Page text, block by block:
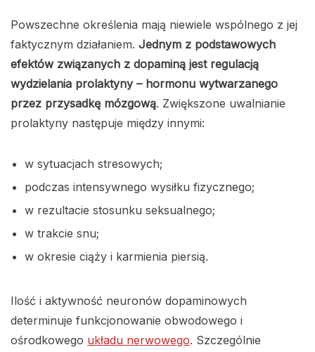
Powszechne określenia mają niewiele wspólnego z jej
faktycznym działaniem. Jednym z podstawowych
efektów związanych z dopaminą jest regulacją
wydzielania prolaktyny – hormonu wytwarzanego
przez przysadkę mózgową. Zwiększone uwalnianie
prolaktyny następuje między innymi:
w sytuacjach stresowych;
podczas intensywnego wysiłku fizycznego;
w rezultacie stosunku seksualnego;
w trakcie snu;
w okresie ciąży i karmienia piersią.
Ilość i aktywność neuronów dopaminowych
determinuje funkcjonowanie obwodowego i
ośrodkowego układu nerwowego. Szczególnie